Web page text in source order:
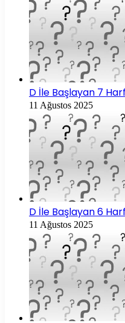
D İle Başlayan 7
11 Ağustos 2025
D İle Başlayan 6
11 Ağustos 2025